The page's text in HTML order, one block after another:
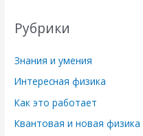
Рубрики
Знания и умения
Интересная физика
Как это работает
Квантовая и новая физика